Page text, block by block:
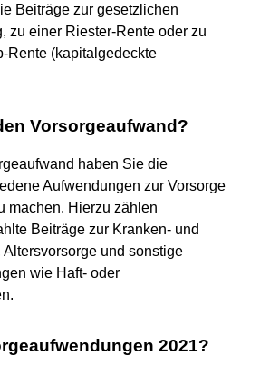
Beiträge zur gesetzlichen
zu einer Riester-Rente oder zu
Rente (kapitalgedeckte
Vorsorgeaufwand?
haben Sie die
Aufwendungen zur Vorsorge
machen. Hierzu zählen
Beiträge zur Kranken- und
und sonstige
wie Haft- oder
2021?